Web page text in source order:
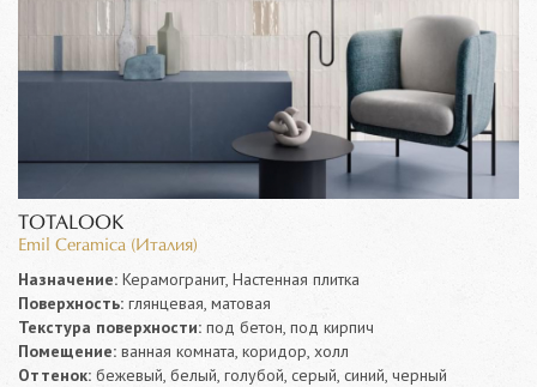
TOTALOOK
Emil Ceramica (Италия)
Назначение: Керамогранит, Настенная плитка
Поверхность: глянцевая, матовая
Текстура поверхности: под бетон, под кирпич
Помещение: ванная комната, коридор, холл
Оттенок: бежевый, белый, голубой, серый, синий, черный